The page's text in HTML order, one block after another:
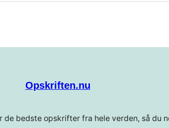
Opskriften.nu
bedste opskrifter fra hele verden, så